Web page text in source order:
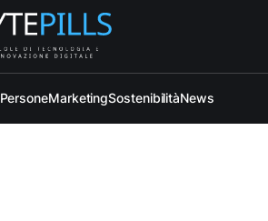
PersoneMarketingSostenibilitàNews